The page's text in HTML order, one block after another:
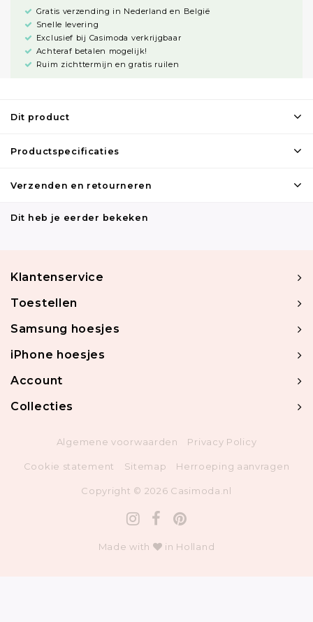
Gratis verzending in Nederland en België
Snelle levering
Exclusief bij Casimoda verkrijgbaar
Achteraf betalen mogelijk!
Ruim zichttermijn en gratis ruilen
Dit product
Productspecificaties
Verzenden en retourneren
Dit heb je eerder bekeken
Klantenservice
Toestellen
Samsung hoesjes
iPhone hoesjes
Account
Collecties
Algemene voorwaarden Privacy Policy
Cookie statement Sitemap Herroeping aanvragen
Copyright © 2026 Casimoda.nl
Made with in Holland